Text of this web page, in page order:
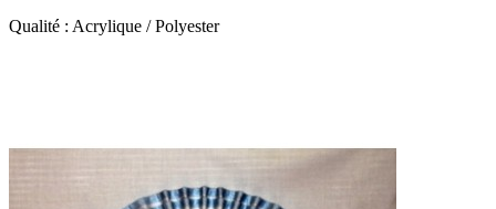
Qualité : Acrylique / Polyester